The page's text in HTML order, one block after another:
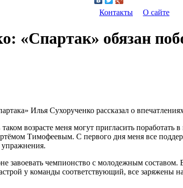
Контакты О сайте
«Спартак» обязан
Илья Сухорученко рассказал о
возрасте меня могут пригласить
Тимофеевым. С первого дня меня все
завоевать чемпионство с молодежным
у команды соответствующий, все заряжены